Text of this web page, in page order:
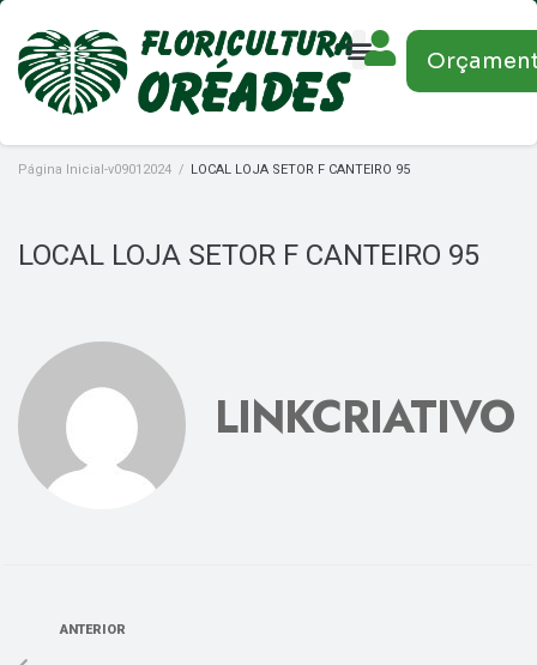
Página Inicial-v09012024 / LOCAL LOJA SETOR F CANTEIRO 95
LOCAL LOJA SETOR F CANTEIRO 95
LINKCRIATIVO
ANTERIOR